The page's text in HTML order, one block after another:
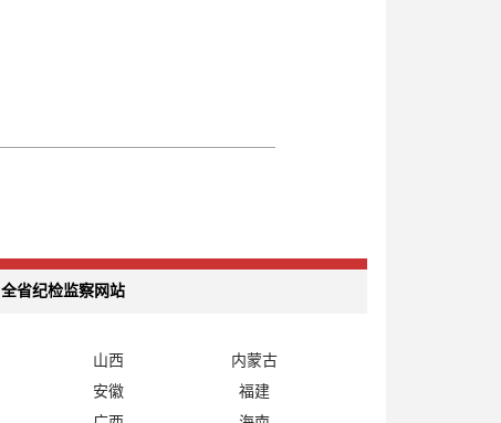
全省纪检监察网站
山西
内蒙古
安徽
福建